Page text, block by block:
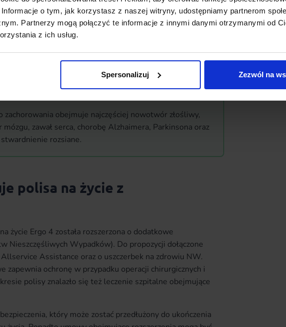
o tym, jak korzystasz z naszej witryny, udostępniamy partnerom
Partnerzy mogą połączyć te informacje z innymi danymi otrzymanymi od
z ich usług.
Spersonalizuj Zezwól na
rozszerzenie. Taka opcja może obejmować kilka lub
w ramach jednej umowy. Może też oferować
wsparcia finansowego i ochrony w różnych umowach
klient może zdecydować się tylko na rozszerzenia, jakie go
zachorowania obejmuje najczęściej nowotwór złośliwy,
zawał serca, chorobę Alzhaimera, Parkinsona oraz
rozsiane.
polisa na życie z
życie Ergo 4 została rozszerzona o dodatkowe
Nieszczęśliwych Wypadków). Do propozycji dołączone
Assistance oraz o uszczerbek na zdrowiu NW.
zapewnia ochronę w przypadku operacji chirurgicznych i
polisy znalazło się też leczenie szpitalne obejmujące
który może zostać przedłużony do ukończenia